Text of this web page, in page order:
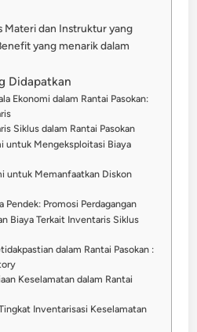
Materi dan Instruktur yang
yang menarik dalam
Didapatkan
Ekonomi dalam Rantai Pasokan:
Siklus dalam Rantai Pasokan
untuk Mengeksploitasi Biaya
untuk Memanfaatkan Diskon
Pendek: Promosi Perdagangan
Biaya Terkait Inventaris Siklus
dalam Rantai Pasokan :
Keselamatan dalam Rantai
Inventarisasi Keselamatan